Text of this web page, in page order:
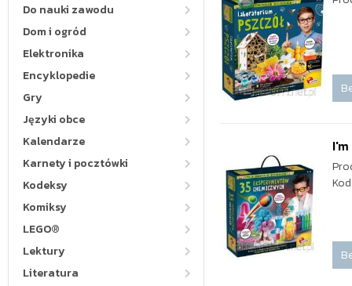
Do nauki zawodu
Dom i ogród
Elektronika
Encyklopedie
Gry
Języki obce
Kalendarze
Karnety i pocztówki
Kodeksy
Komiksy
LEGO®
Lektury
Literatura